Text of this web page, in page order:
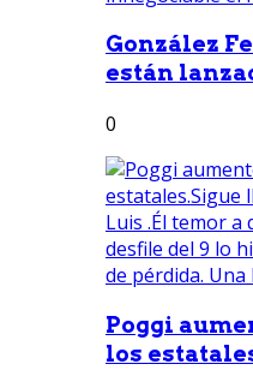
González
están
0
Poggi
los